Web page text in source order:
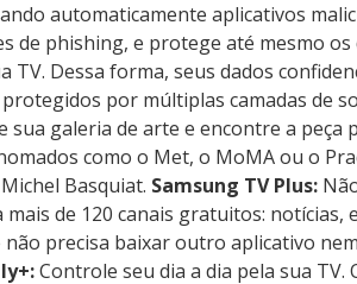
automaticamente aplicativos
de phishing, e protege até mesmo
TV. Dessa forma, seus dados
por múltiplas camadas de
sua galeria de arte e encontre a peça
como o Met, o MoMA ou o
Basquiat. Samsung TV Plus:
de 120 canais gratuitos: notícias,
precisa baixar outro aplicativo
Controle seu dia a dia pela sua TV.